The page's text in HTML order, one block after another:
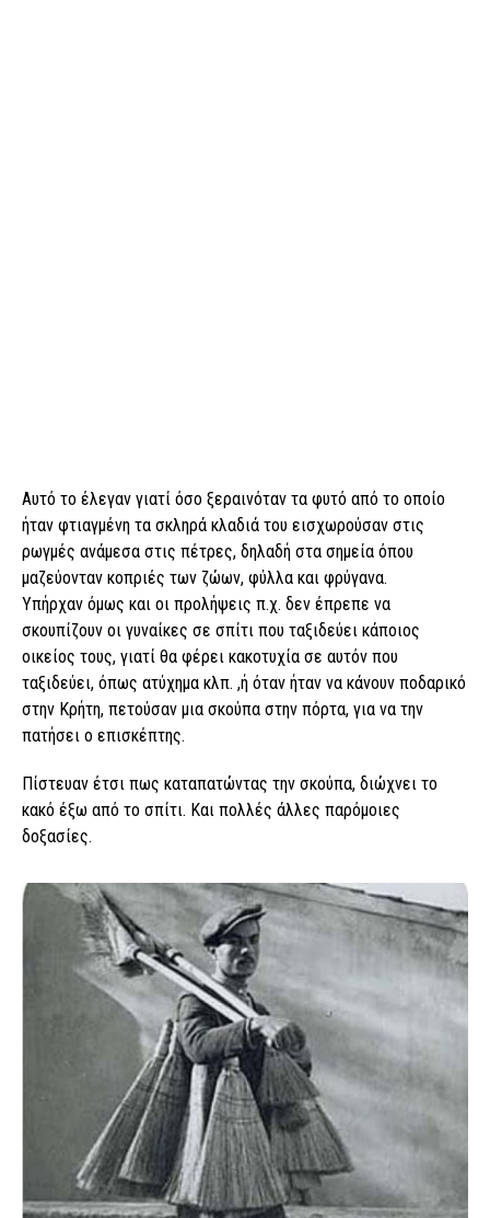
Αυτό το έλεγαν γιατί όσο ξεραινόταν τα φυτό από το οποίο
ήταν φτιαγμένη τα σκληρά κλαδιά του εισχωρούσαν στις
ρωγμές ανάμεσα στις πέτρες, δηλαδή στα σημεία όπου
μαζεύονταν κοπριές των ζώων, φύλλα και φρύγανα.
Υπήρχαν όμως και οι προλήψεις π.χ. δεν έπρεπε να
σκουπίζουν οι γυναίκες σε σπίτι που ταξιδεύει κάποιος
οικείος τους, γιατί θα φέρει κακοτυχία σε αυτόν που
ταξιδεύει, όπως ατύχημα κλπ. ,ή όταν ήταν να κάνουν ποδαρικό
στην Κρήτη, πετούσαν μια σκούπα στην πόρτα, για να την
πατήσει ο επισκέπτης.
Πίστευαν έτσι πως καταπατώντας την σκούπα, διώχνει το
κακό έξω από το σπίτι. Και πολλές άλλες παρόμοιες
δοξασίες.